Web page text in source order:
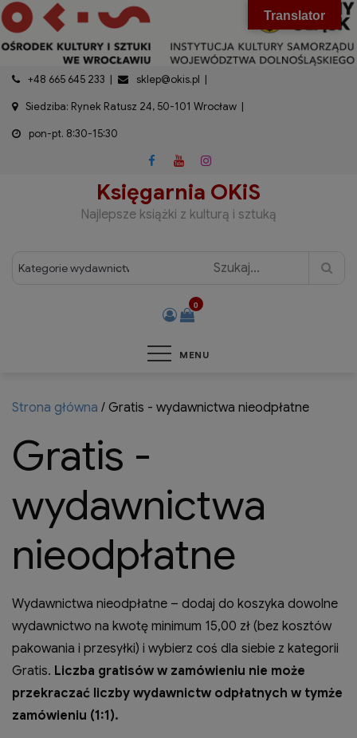
treści
Skip
to
content
+48 665 645 233
sklep@okis.pl
Siedziba: Rynek Ratusz 24, 50-101 Wrocław
pon-pt. 8:30-15:30
Księgarnia OKiS
Najlepsze książki z kulturą i sztuką
0
MENU
Strona główna / Gratis - wydawnictwa nieodpłatne
Gratis -
wydawnictwa
nieodpłatne
Wydawnictwa nieodpłatne – dodaj do koszyka dowolne
wydawnictwo na kwotę minimum 15,00 zł (bez kosztów
pakowania i przesyłki) i wybierz coś dla siebie z kategorii
Gratis. Liczba gratisów w zamówieniu nie może
przekraczać liczby wydawnictw odpłatnych w tymże
zamówieniu (1:1).
Translator